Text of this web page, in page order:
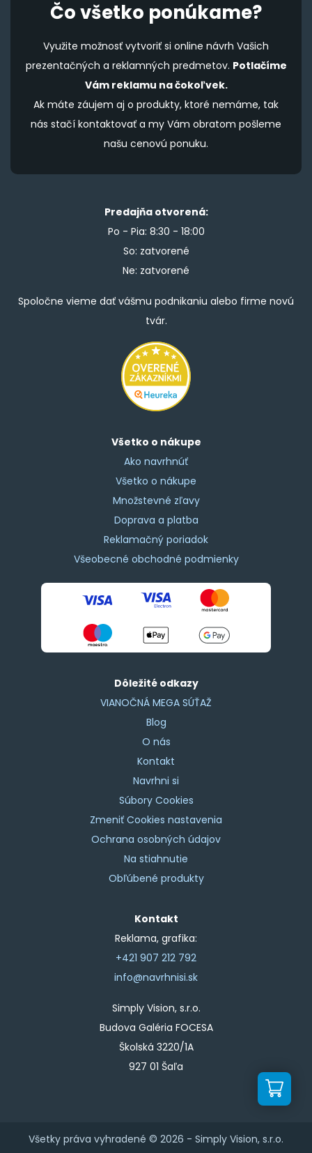
Čo všetko ponúkame?
Využite možnosť vytvoriť si online návrh Vašich
prezentačných a reklamných predmetov. Potlačíme
Vám reklamu na čokoľvek.
Ak máte záujem aj o produkty, ktoré nemáme, tak
nás stačí kontaktovať a my Vám obratom pošleme
našu cenovú ponuku.
Predajňa otvorená:
Po - Pia: 8:30 - 18:00
So: zatvorené
Ne: zatvorené
Spoločne vieme dať vášmu podnikaniu alebo firme novú
tvár.
Všetko o nákupe
Ako navrhnúť
Všetko o nákupe
Množstevné zľavy
Doprava a platba
Reklamačný poriadok
Všeobecné obchodné podmienky
Dôležité odkazy
VIANOČNÁ MEGA SÚŤAŽ
Blog
O nás
Kontakt
Navrhni si
Súbory Cookies
Zmeniť Cookies nastavenia
Ochrana osobných údajov
Na stiahnutie
Obľúbené produkty
Kontakt
Reklama, grafika:
+421 907 212 792
info@navrhnisi.sk
Simply Vision, s.r.o.
Budova Galéria FOCESA
Školská 3220/1A
927 01 Šaľa
Všetky práva vyhradené © 2026 - Simply Vision, s.r.o.